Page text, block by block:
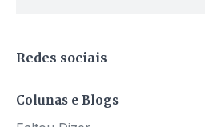
Redes sociais
Colunas e Blogs